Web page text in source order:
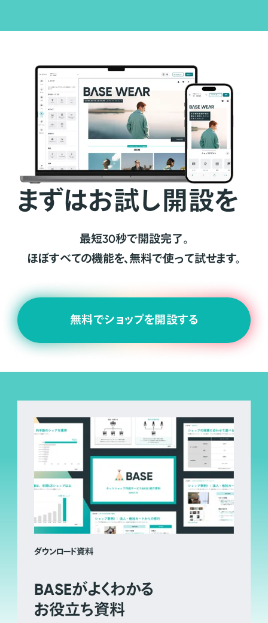
まずはお試し開設を
最短30秒で開設完了。
ほぼすべての機能を、無料で使って試せます。
無料でショップを開設する
ダウンロード資料
BASEがよくわかる
お役立ち資料